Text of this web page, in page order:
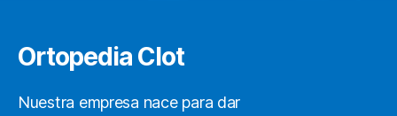
Ortopedia Clot
Nuestra empresa nace para dar